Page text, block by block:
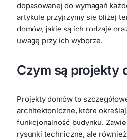
dopasowanej do wymagań
artykule przyjrzymy się bliżej
domów, jakie są ich rodzaje
uwagę przy ich wyborze.
Czym są projekty
Projekty domów to
architektoniczne, które
funkcjonalność budynku.
rysunki techniczne, ale